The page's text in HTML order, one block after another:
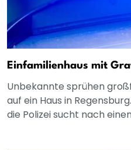
Einfamilienhaus mit
Unbekannte sprühen
auf ein Haus in
die Polizei sucht nach